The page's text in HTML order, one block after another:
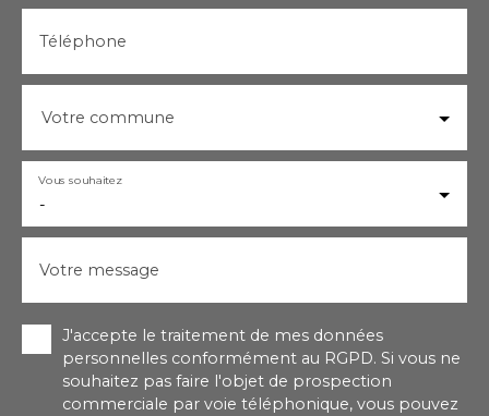
Téléphone
Votre commune
-
Vous souhaitez
Votre message
J'accepte le traitement de mes données
personnelles conformément au RGPD. Si vous ne
souhaitez pas faire l'objet de prospection
commerciale par voie téléphonique, vous pouvez